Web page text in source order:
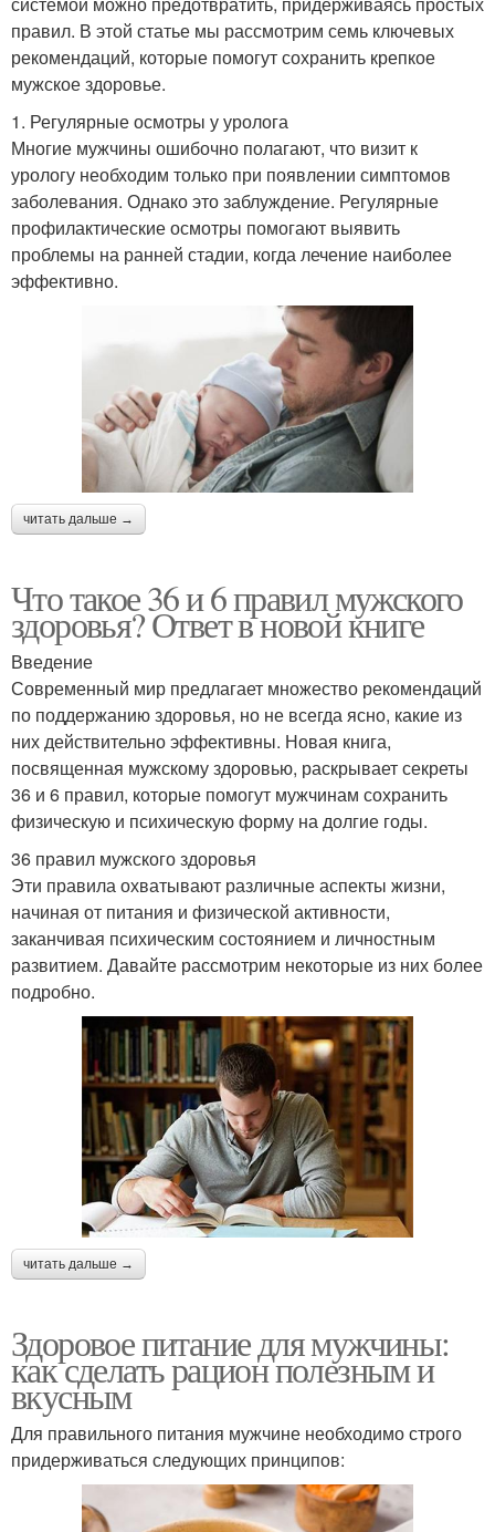
правил. В этой статье мы рассмотрим семь ключевых
рекомендаций, которые помогут сохранить крепкое
мужское здоровье.
1. Регулярные осмотры у уролога
Многие мужчины ошибочно полагают, что визит к
урологу необходим только при появлении симптомов
заболевания. Однако это заблуждение. Регулярные
профилактические осмотры помогают выявить
проблемы на ранней стадии, когда лечение наиболее
эффективно.
читать дальше →
Что такое 36 и 6 правил мужского
здоровья? Ответ в новой книге
Введение
Современный мир предлагает множество рекомендаций
по поддержанию здоровья, но не всегда ясно, какие из
них действительно эффективны. Новая книга,
посвященная мужскому здоровью, раскрывает секреты
36 и 6 правил, которые помогут мужчинам сохранить
физическую и психическую форму на долгие годы.
36 правил мужского здоровья
Эти правила охватывают различные аспекты жизни,
начиная от питания и физической активности,
заканчивая психическим состоянием и личностным
развитием. Давайте рассмотрим некоторые из них более
подробно.
читать дальше →
Здоровое питание для мужчины:
как сделать рацион полезным и
вкусным
Для правильного питания мужчине необходимо строго
придерживаться следующих принципов: